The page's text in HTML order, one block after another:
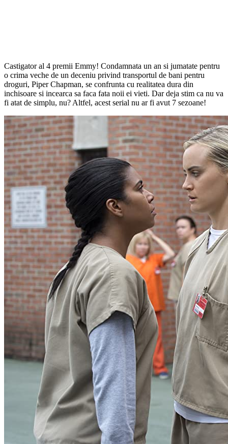
Castigator al 4 premii Emmy! Condamnata un an si jumatate pentru
o crima veche de un deceniu privind transportul de bani pentru
droguri, Piper Chapman, se confrunta cu realitatea dura din
inchisoare si incearca sa faca fata noii ei vieti. Dar deja stim ca nu va
fi atat de simplu, nu? Altfel, acest serial nu ar fi avut 7 sezoane!